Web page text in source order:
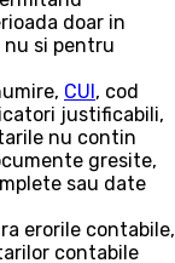
doar in
nu si pentru
CUI, cod
justificabili,
nu contin
gresite,
sau date
erorile contabile,
contabile